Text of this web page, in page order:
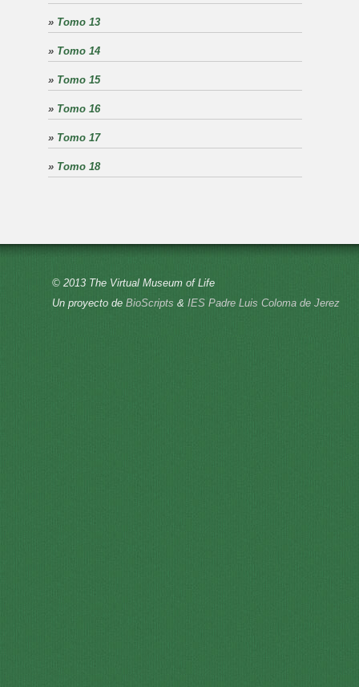
» Tomo 13
» Tomo 14
» Tomo 15
» Tomo 16
» Tomo 17
» Tomo 18
© 2013 The Virtual Museum of Life
Un proyecto de BioScripts & IES Padre Luis Coloma de Jerez